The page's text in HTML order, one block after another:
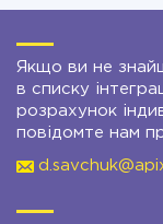
Якщо ви не
в списку
розрахунок
повідомте нам